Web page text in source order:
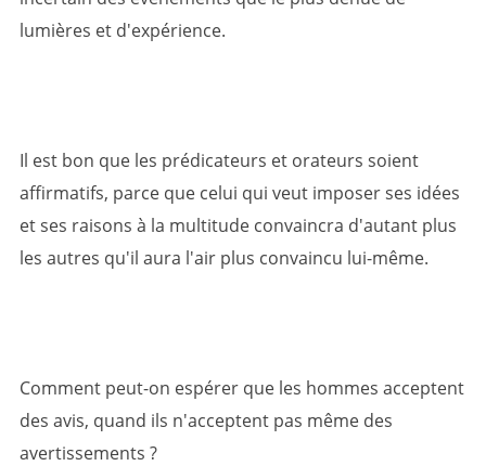
lumières et d'expérience.
Il est bon que les prédicateurs et orateurs soient
affirmatifs, parce que celui qui veut imposer ses idées
et ses raisons à la multitude convaincra d'autant plus
les autres qu'il aura l'air plus convaincu lui-même.
Comment peut-on espérer que les hommes acceptent
des avis, quand ils n'acceptent pas même des
avertissements ?